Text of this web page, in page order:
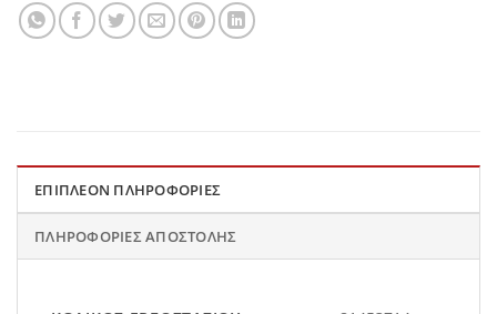
ΕΠΙΠΛΈΟΝ ΠΛΗΡΟΦΟΡΊΕΣ
ΠΛΗΡΟΦΟΡΊΕΣ ΑΠΟΣΤΟΛΉΣ